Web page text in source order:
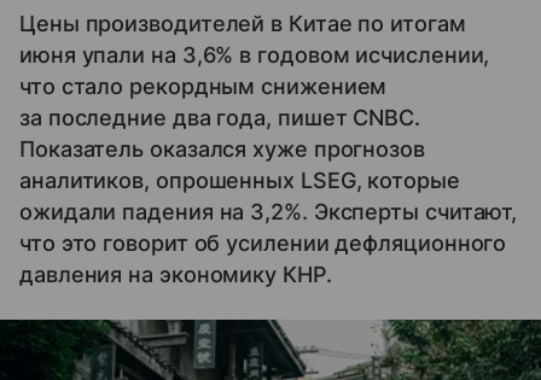
Цены производителей в Китае по итогам
июня упали на 3,6% в годовом исчислении,
что стало рекордным снижением
за последние два года, пишет CNBC.
Показатель оказался хуже прогнозов
аналитиков, опрошенных LSEG, которые
ожидали падения на 3,2%. Эксперты считают,
что это говорит об усилении дефляционного
давления на экономику КНР.